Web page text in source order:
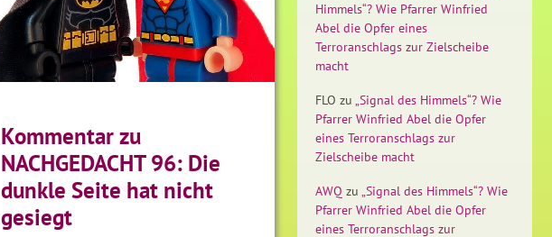
Kommentar zu
NACHGEDACHT 96: Die
dunkle Seite hat nicht
gesiegt
Himmels“? Wie Pfarrer Winfried
Abel die Opfer eines
Terroranschlags zur Zielscheibe
macht
FLO zu „Signal des Himmels“? Wie
Pfarrer Winfried Abel die Opfer
eines Terroranschlags zur
Zielscheibe macht
AWQ zu „Signal des Himmels“? Wie
Pfarrer Winfried Abel die Opfer
eines Terroranschlags zur